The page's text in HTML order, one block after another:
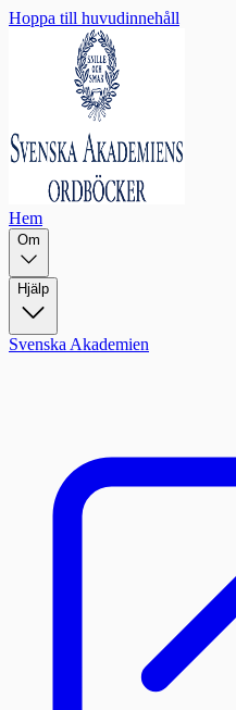
Hoppa till huvudinnehåll
Hem
Om
Hjälp
Svenska Akademien